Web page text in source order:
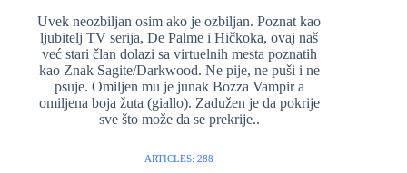
Uvek neozbiljan osim ako je ozbiljan. Poznat kao
ljubitelj TV serija, De Palme i Hičkoka, ovaj naš
već stari član dolazi sa virtuelnih mesta poznatih
kao Znak Sagite/Darkwood. Ne pije, ne puši i ne
psuje. Omiljen mu je junak Bozza Vampir a
omiljena boja žuta (giallo). Zadužen je da pokrije
sve što može da se prekrije..
ARTICLES: 288